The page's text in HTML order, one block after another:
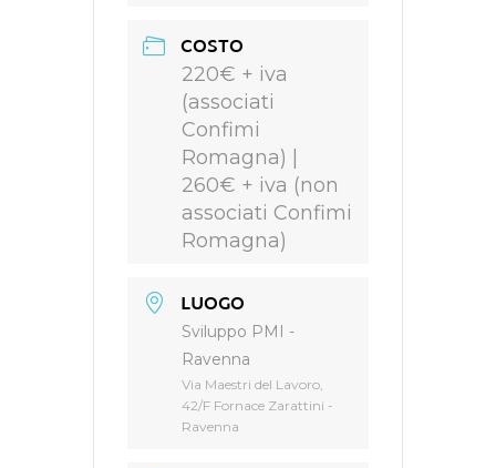
COSTO
220€ + iva
(associati
Confimi
Romagna) |
260€ + iva (non
associati Confimi
Romagna)
LUOGO
Sviluppo PMI -
Ravenna
Via Maestri del Lavoro,
42/F Fornace Zarattini -
Ravenna